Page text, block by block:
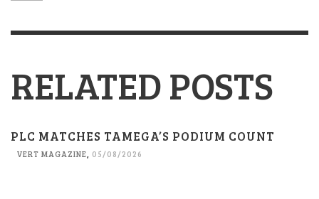
RELATED POSTS
PLC MATCHES TAMEGA’S PODIUM COUNT
VERT MAGAZINE 05/08/2026